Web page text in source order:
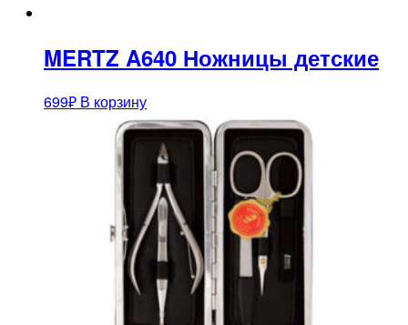
MERTZ A640 Ножницы детские
699₽ В корзину